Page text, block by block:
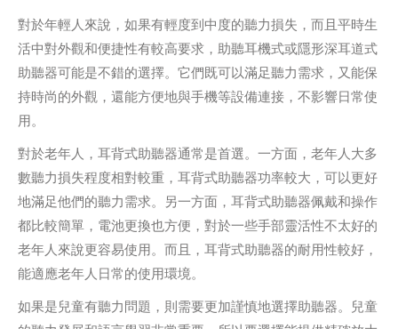
對於年輕人來說，如果有輕度到中度的聽力損失，而且平時生
活中對外觀和便捷性有較高要求，助聽耳機式或隱形深耳道式
助聽器可能是不錯的選擇。它們既可以滿足聽力需求，又能保
持時尚的外觀，還能方便地與手機等設備連接，不影響日常使
用。
對於老年人，耳背式助聽器通常是首選。一方面，老年人大多
數聽力損失程度相對較重，耳背式助聽器功率較大，可以更好
地滿足他們的聽力需求。另一方面，耳背式助聽器佩戴和操作
都比較簡單，電池更換也方便，對於一些手部靈活性不太好的
老年人來說更容易使用。而且，耳背式助聽器的耐用性較好，
能適應老年人日常的使用環境。
如果是兒童有聽力問題，則需要更加謹慎地選擇助聽器。兒童